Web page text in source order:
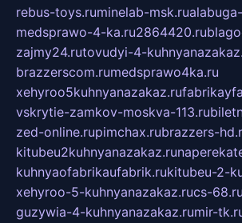
rebus-toys.ruminelab-msk.ru
medsprawo-4-ka.ru2864420.ru
zajmy24.rutovudyi-4-
brazzerscom.rumedsprawo4ka.ru
xehyroo5kuhnyanazakaz.ru
vskrytie-zamkov-moskva-113.ru
zed-online.rupimchax.rubrazzers-
kitubeu2kuhnyanazakaz.ru
kuhnyaofabrikaufabrik.rukitubeu-2-
xehyroo-5-kuhnyanazakaz.rucs-68.ru
guzywia-4-kuhnyanazakaz.rumir-